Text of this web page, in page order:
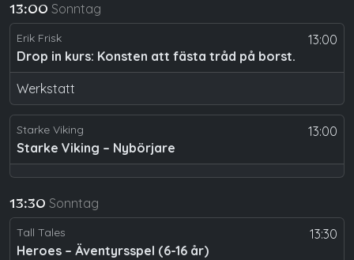
13:00 Sonntag
13:00
Erik Frisk
Drop in kurs: Konsten att fästa tråd på borst.
Werkstatt
13:00
Starke Viking
Starke Viking – Nybörjare
13:30 Sonntag
13:30
Tall Tales
Heroes – Äventyrsspel (6-16 år)